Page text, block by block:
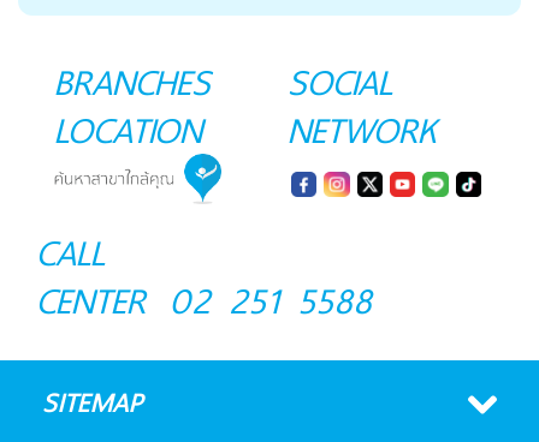
BRANCHES
LOCATION
SOCIAL
NETWORK
CALL
CENTER 02 251 5588
SITEMAP